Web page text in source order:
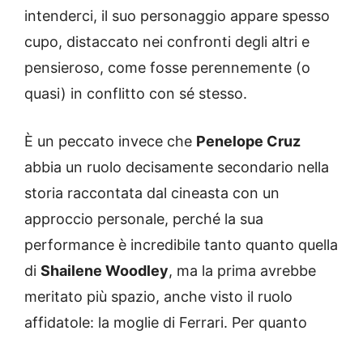
intenderci, il suo personaggio appare spesso
cupo, distaccato nei confronti degli altri e
pensieroso, come fosse perennemente (o
quasi) in conflitto con sé stesso.
È un peccato invece che Penelope Cruz
abbia un ruolo decisamente secondario nella
storia raccontata dal cineasta con un
approccio personale, perché la sua
performance è incredibile tanto quanto quella
di Shailene Woodley, ma la prima avrebbe
meritato più spazio, anche visto il ruolo
affidatole: la moglie di Ferrari. Per quanto